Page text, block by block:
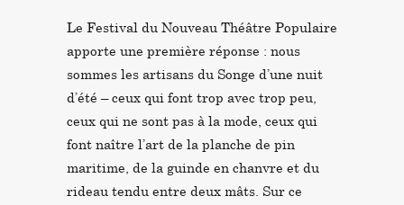
Le Festival du Nouveau Théâtre Populaire
apporte une première réponse : nous
sommes les artisans du Songe d’une nuit
d’été – ceux qui font trop avec trop peu,
ceux qui ne sont pas à la mode, ceux qui
font naître l’art de la planche de pin
maritime, de la guinde en chanvre et du
rideau tendu entre deux mâts. Sur ce